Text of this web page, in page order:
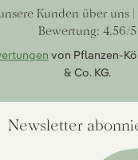
Kunden über uns
Bewertung: 4.56/5
von Pflanzen-
& Co. KG.
Newsletter